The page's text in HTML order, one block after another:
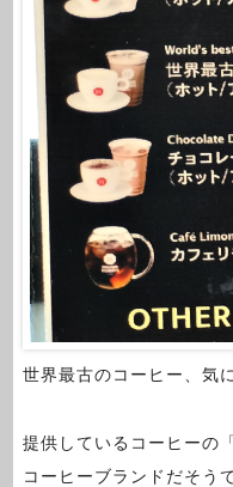
世界最古のコーヒー、気
提供しているコーヒーの
コーヒーブランドだそう